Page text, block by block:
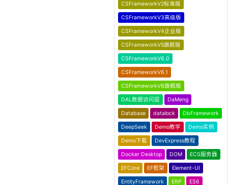
CSFrameworkV2标准版
CSFrameworkV3高级版
CSFrameworkV4企业版
CSFrameworkV5旗舰版
CSFrameworkV6.0
CSFrameworkV6.1
CSFrameworkV6旗舰版
DAL数据访问层 DaMeng
Database datalock DbFramework
DeepSeek Demo教学 Demo实例
Demo下载 DevExpress教程
Docker Desktop DOM ECS服务器
EFCore EF框架 Element-UI
EntityFramework ERP ES6